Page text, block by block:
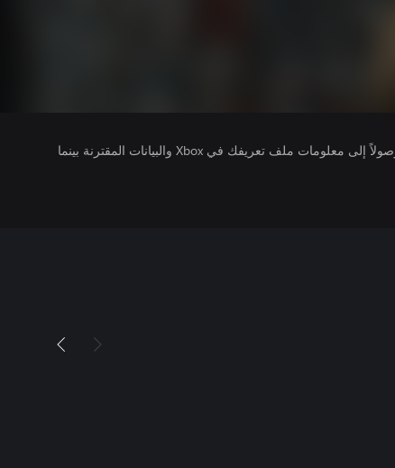
يتلقى ناشرو الألعاب التي تقوم بتشغيلها وصولاً إلى معلومات ملف تعريفك في Xbox والبيانات المقترنة بينما